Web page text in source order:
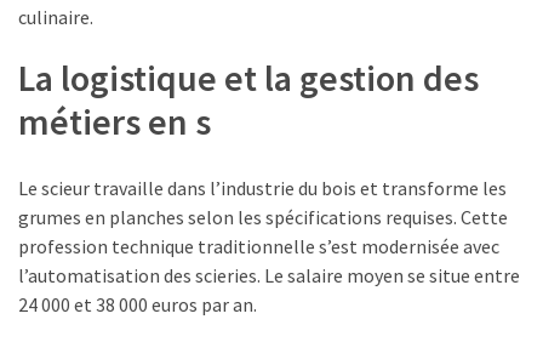
culinaire.
La logistique et la gestion des
métiers en s
Le scieur travaille dans l’industrie du bois et transforme les
grumes en planches selon les spécifications requises. Cette
profession technique traditionnelle s’est modernisée avec
l’automatisation des scieries. Le salaire moyen se situe entre
24 000 et 38 000 euros par an.